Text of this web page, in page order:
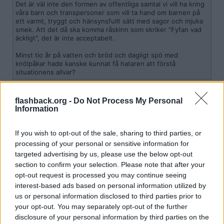
flashback.org - Do Not Process My Personal
Information
If you wish to opt-out of the sale, sharing to third parties, or
processing of your personal or sensitive information for
targeted advertising by us, please use the below opt-out
section to confirm your selection. Please note that after your
opt-out request is processed you may continue seeing
interest-based ads based on personal information utilized by
us or personal information disclosed to third parties prior to
your opt-out. You may separately opt-out of the further
disclosure of your personal information by third parties on the
Det är väl inte den formen av offentliga samtal vi vill ha kring
våra barn och transpersoner som vill ta hand om barnen på
ett varmt, tryggt och hänsynsfullt sätt med sagor och mjuka
smek. Att det då ska komma råskinn som skriker "Fyfan vad
äckligt", det är inte acceptabelt.
Minst tio år på vatten och bröd och dagligt spö med
knölpåkar hade kanske kunnat få hataren att förstå
situationens allvar?
Det är helt acceptabelt att på sociala media skriva:
" Fan vad jag hatar SD " "Fan vad jag hatar Jimmy Åkesson "
eller
"Fyfan vad äcklig Joakim Lamote är "
Finns inte en åklagare i detta land som skulle ta det till åtal.
Hat är OK och tillochmed en beundransvärd motståndshandling i
vänsterkretsar
Citera